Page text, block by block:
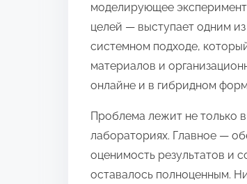
ь
с
я
э
т
о
моделирующее
целей — выступает одним
системном подходе,
материалов и
онлайне и в гибридном
Проблема лежит не только
лабораториях. Главное —
оценимость результатов и
оставалось полноценным.